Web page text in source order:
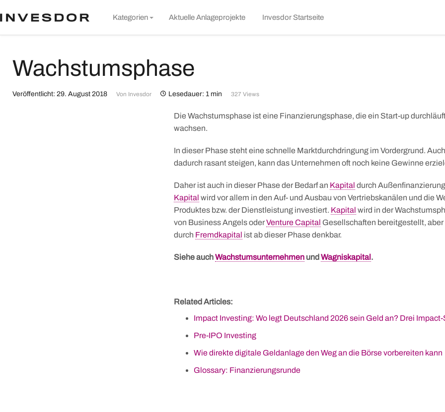
to
Kategorien
Rund um Invesdor
Aktuelle Anlageprojekte Invesdor Startseite
Wachstumsphase
Veröffentlicht: 29. August 2018 Von Invesdor Lesedauer: 1 min 327 Views
Die Wachstumsphase ist eine Finanzierungsphase, die ein Start-up
wachsen.
In dieser Phase steht eine schnelle Marktdurchdringung im Vordergrund.
dadurch rasant steigen, kann das Unternehmen oft noch keine Gewinne
Daher ist auch in dieser Phase der Bedarf an Kapital durch
Kapital wird vor allem in den Auf- und Ausbau von Vertriebskanälen und die
Produktes bzw. der Dienstleistung investiert. Kapital wird in der
von Business Angels oderVenture Capital Gesellschaften bereitgestellt, aber
durch Fremdkapital ist ab dieser Phase denkbar.
Siehe auchWachstumsunternehmen und Wagniskapital .
Related Articles:
Impact Investing: Wo legt Deutschland 2026 sein Geld an? Drei
Pre-IPO Investing
Wie direkte digitale Geldanlage den Weg an die Börse vorbereiten kann
Glossary: Finanzierungsrunde